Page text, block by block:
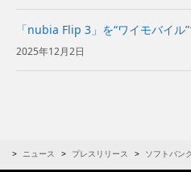
「nubia Flip 3」を“ワイモバイル
2025年12月2日
ニュース プレスリリース ソフトバン